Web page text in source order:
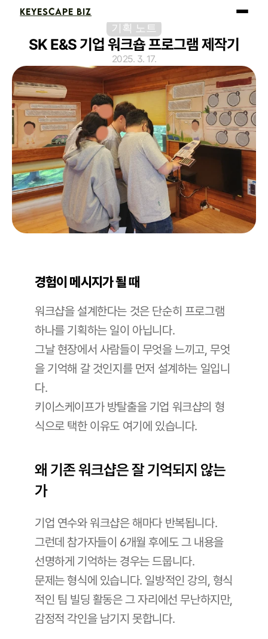
KEYESCAPE BIZ
기획 노트
SK E&S 기업 워크숍 프로그램 제작기
2025. 3. 17.
경험이 메시지가 될 때
워크샵을 설계한다는 것은 단순히 프로그램
하나를 기획하는 일이 아닙니다.
그날 현장에서 사람들이 무엇을 느끼고, 무엇
을 기억해 갈 것인지를 먼저 설계하는 일입니
다.
키이스케이프가 방탈출을 기업 워크샵의 형
식으로 택한 이유도 여기에 있습니다.
왜 기존 워크샵은 잘 기억되지 않는
가
기업 연수와 워크샵은 해마다 반복됩니다.
그런데 참가자들이 6개월 후에도 그 내용을
선명하게 기억하는 경우는 드뭅니다.
문제는 형식에 있습니다. 일방적인 강의, 형식
적인 팀 빌딩 활동은 그 자리에선 무난하지만,
감정적 각인을 남기지 못합니다.